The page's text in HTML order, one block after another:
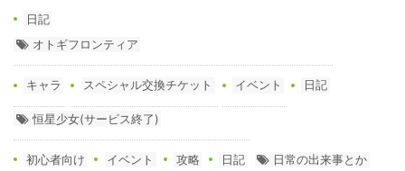
日記
オトギフロンティア
キャラ スペシャル交換チケット イベント 日記
恒星少女(サービス終了)
初心者向け イベント 攻略 日記 日常の出来事とか